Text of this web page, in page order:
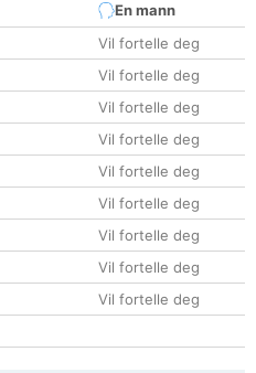
En mann
Vil fortelle deg
Vil fortelle deg
Vil fortelle deg
Vil fortelle deg
Vil fortelle deg
Vil fortelle deg
Vil fortelle deg
Vil fortelle deg
Vil fortelle deg